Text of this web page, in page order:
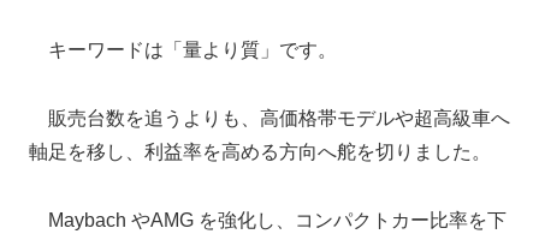
キーワードは「量より質」です。
販売台数を追うよりも、高価格帯モデルや超高級車へ
軸足を移し、利益率を高める方向へ舵を切りました。
Maybach やAMG を強化し、コンパクトカー比率を下